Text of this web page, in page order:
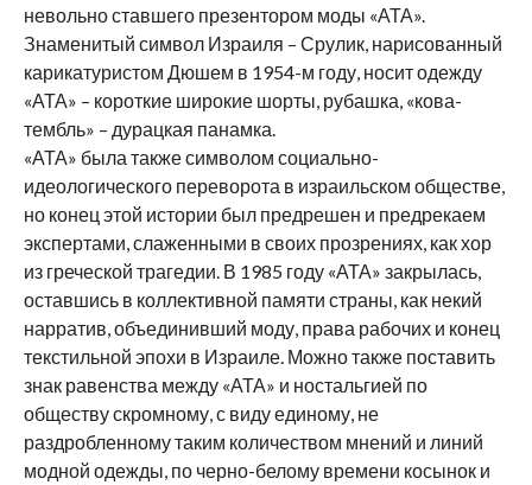
невольно ставшего презентором моды «АТА».
Знаменитый символ Израиля – Срулик, нарисованный
карикатуристом Дюшем в 1954-м году, носит одежду
«АТА» – короткие широкие шорты, рубашка, «кова-
тембль» – дурацкая панамка.
«АТА» была также символом социально-
идеологического переворота в израильском обществе,
но конец этой истории был предрешен и предрекаем
экспертами, слаженными в своих прозрениях, как хор
из греческой трагедии. В 1985 году «АТА» закрылась,
оставшись в коллективной памяти страны, как некий
нарратив, объединивший моду, права рабочих и конец
текстильной эпохи в Израиле. Можно также поставить
знак равенства между «АТА» и ностальгией по
обществу скромному, с виду единому, не
раздробленному таким количеством мнений и линий
модной одежды, по черно-белому времени косынок и